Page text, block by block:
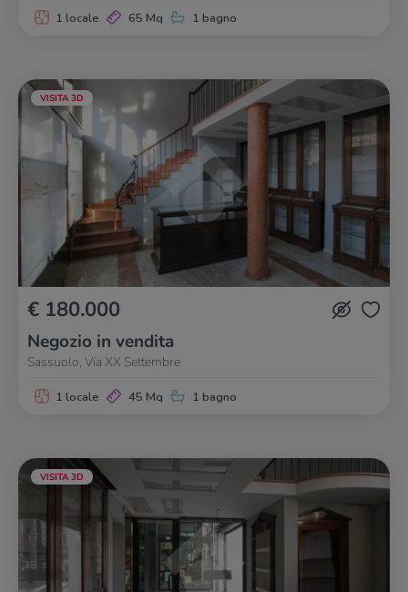
1 locale 65 Mq 1 bagno
VISITA 3D
€ 180.000
Negozio in vendita
Sassuolo, Via XX Settembre
1 locale 45 Mq 1 bagno
VISITA 3D